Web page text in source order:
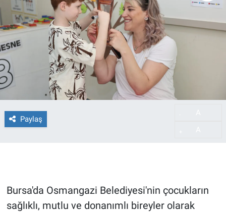
Paylaş
Bursa'da Osmangazi Belediyesi'nin çocukların
sağlıklı, mutlu ve donanımlı bireyler olarak
Künye
Son Dakika Haberleri
Haber Arşivi